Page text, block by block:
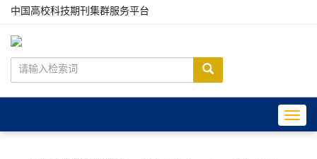
中国高校科技期刊集群服务平台